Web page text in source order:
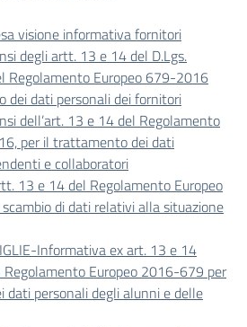
visione informativa fornitori
degli artt. 13 e 14 del D.Lgs.
Regolamento Europeo 679-2016
dei dati personali dei fornitori
dell’art. 13 e 14 del Regolamento
per il trattamento dei dati
e collaboratori
13 e 14 del Regolamento Europeo
di dati relativi alla situazione
Informativa ex art. 13 e 14
Europeo 2016-679 per
personali degli alunni e delle